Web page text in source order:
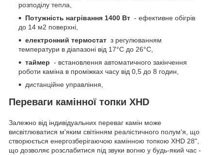
Залежно від індивідуальних переваг камін може
висвітлюватися м'яким світінням реалістичного полум'я, що
створюється енергозберігаючою камінною топкою XHD 28",
що дозволяє розслабитися під звуки вогню у будь-який час -
Переваги камінної топки XHD
розподілу тепла,
Потужність нагрівання 1400 Вт - ефективне обігрів
до 14 м2 поверхні,
електронний термостат з регулюванням
температури в діапазоні від 17°С до 26°С,
таймер - встановлення автоматичного закінчення
роботи каміна в проміжках часу від 0,5 до 8 годин,
дистанційне управління,